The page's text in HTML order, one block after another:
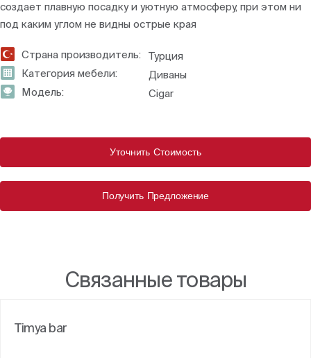
создает плавную посадку и уютную атмосферу, при этом ни
под каким углом не видны острые края
Страна производитель:
Турция
Категория мебели:
Диваны
Модель:
Cigar
Уточнить Стоимость
Получить Предложение
Связанные товары
Timya bar